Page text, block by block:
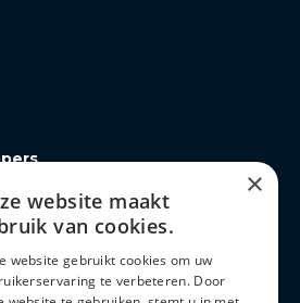
×
website maakt
van cookies.
website gebruikt cookies om uw
te verbeteren. Door